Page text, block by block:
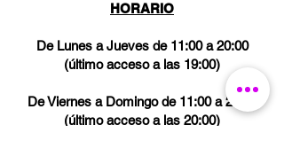
HORARIO
De Lunes a Jueves de 11:00 a 20:00
(último acceso a las 19:00)
De Viernes a Domingo de 11:00 a 21:00
(último acceso a las 20:00)